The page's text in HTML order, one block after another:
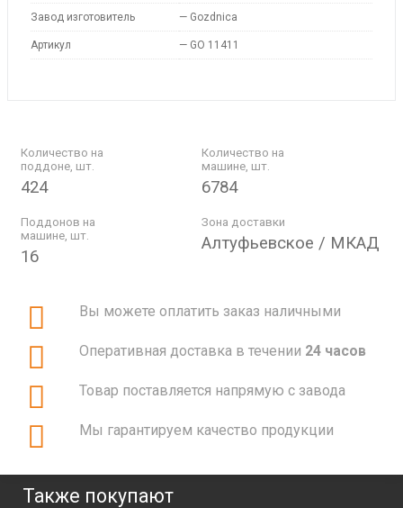
Завод изготовитель — Gozdnica
Артикул — GO 11411
Количество на
поддоне, шт.
424
Количество на
машине, шт.
6784
Поддонов на
машине, шт.
16
Зона доставки
Алтуфьевское / МКАД
Вы можете оплатить заказ наличными
Оперативная доставка в течении 24 часов
Товар поставляется напрямую с завода
Мы гарантируем качество продукции
Также покупают